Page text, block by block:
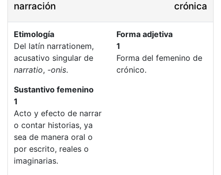
narración crónica
Etimología
Del latín narrationem,
acusativo singular de
narratio, -onis.
Sustantivo femenino
1
Acto y efecto de narrar
o contar historias, ya
sea de manera oral o
por escrito, reales o
imaginarias.
Forma adjetiva
1
Forma del femenino de
crónico.